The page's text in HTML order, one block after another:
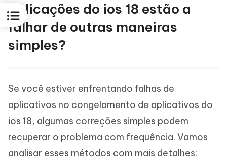
aplicações do ios 18 estão a
falhar de outras maneiras
simples?
Se você estiver enfrentando falhas de
aplicativos no congelamento de aplicativos do
ios 18, algumas correções simples podem
recuperar o problema com frequência. Vamos
analisar esses métodos com mais detalhes: